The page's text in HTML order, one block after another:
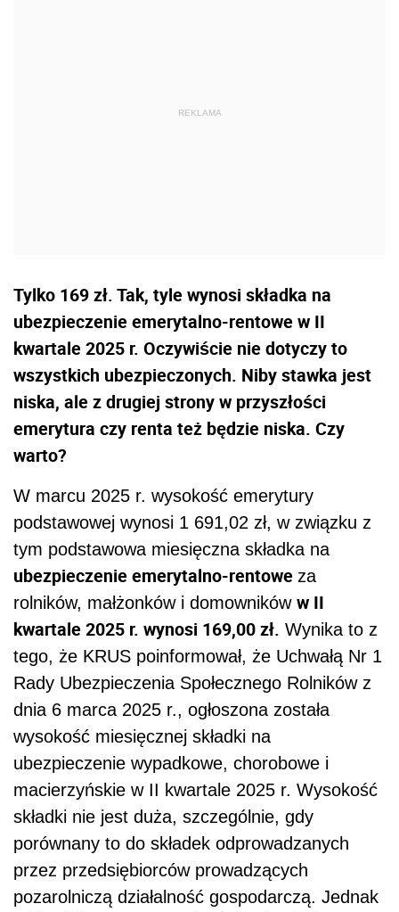
Tylko 169 zł. Tak, tyle wynosi składka na
ubezpieczenie emerytalno-rentowe w II
kwartale 2025 r. Oczywiście nie dotyczy to
wszystkich ubezpieczonych. Niby stawka jest
niska, ale z drugiej strony w przyszłości
emerytura czy renta też będzie niska. Czy
warto?
W marcu 2025 r. wysokość emerytury
podstawowej wynosi 1 691,02 zł, w związku z
tym podstawowa miesięczna składka na
ubezpieczenie emerytalno-rentowe za
rolników, małżonków i domowników w II
kwartale 2025 r. wynosi 169,00 zł. Wynika to z
tego, że KRUS poinformował, że Uchwałą Nr 1
Rady Ubezpieczenia Społecznego Rolników z
dnia 6 marca 2025 r., ogłoszona została
wysokość miesięcznej składki na
ubezpieczenie wypadkowe, chorobowe i
macierzyńskie w II kwartale 2025 r. Wysokość
składki nie jest duża, szczególnie, gdy
porównany to do składek odprowadzanych
przez przedsiębiorców prowadzących
pozarolniczą działalność gospodarczą. Jednak